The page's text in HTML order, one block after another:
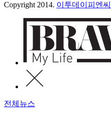
Copyright 2014. 이투데이피엔씨
전체뉴스